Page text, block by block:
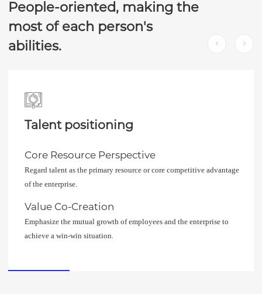
People-oriented, making the
most of each person's
abilities.
Talent positioning
Core Resource Perspective
Regard talent as the primary resource or core competitive advantage
of the enterprise.
Value Co-Creation
Emphasize the mutual growth of employees and the enterprise to
achieve a win-win situation.